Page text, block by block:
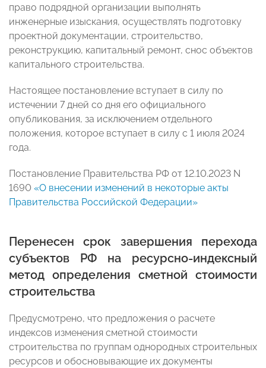
право подрядной организации выполнять
инженерные изыскания, осуществлять подготовку
проектной документации, строительство,
реконструкцию, капитальный ремонт, снос объектов
капитального строительства.
Настоящее постановление вступает в силу по
истечении 7 дней со дня его официального
опубликования, за исключением отдельного
положения, которое вступает в силу с 1 июля 2024
года.
Постановление Правительства РФ от 12.10.2023 N
1690 «О внесении изменений в некоторые акты
Правительства Российской Федерации»
Перенесен срок завершения перехода
субъектов РФ на ресурсно-индексный
метод определения сметной стоимости
строительства
Предусмотрено, что предложения о расчете
индексов изменения сметной стоимости
строительства по группам однородных строительных
ресурсов и обосновывающие их документы